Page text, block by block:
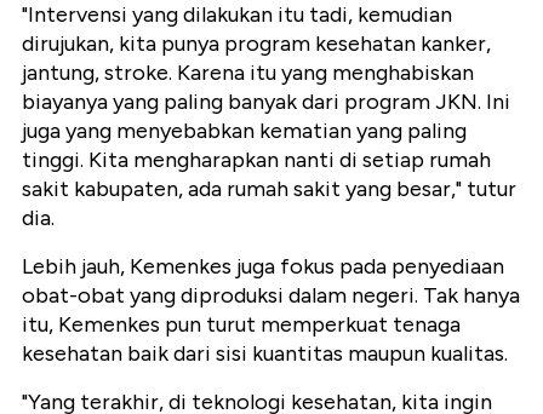
"Intervensi yang dilakukan itu tadi, kemudian
dirujukan, kita punya program kesehatan kanker,
jantung, stroke. Karena itu yang menghabiskan
biayanya yang paling banyak dari program JKN. Ini
juga yang menyebabkan kematian yang paling
tinggi. Kita mengharapkan nanti di setiap rumah
sakit kabupaten, ada rumah sakit yang besar," tutur
dia.
Lebih jauh, Kemenkes juga fokus pada penyediaan
obat-obat yang diproduksi dalam negeri. Tak hanya
itu, Kemenkes pun turut memperkuat tenaga
kesehatan baik dari sisi kuantitas maupun kualitas.
"Yang terakhir, di teknologi kesehatan, kita ingin